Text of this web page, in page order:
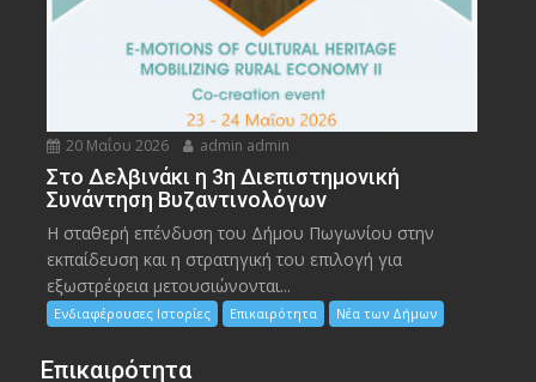
20 Μαΐου 2026 admin admin
Στο Δελβινάκι η 3η Διεπιστημονική
Συνάντηση Βυζαντινολόγων
Η σταθερή επένδυση του Δήμου Πωγωνίου στην
εκπαίδευση και η στρατηγική του επιλογή για
εξωστρέφεια μετουσιώνονται...
Ενδιαφέρουσες Ιστορίες Επικαιρότητα Νέα των Δήμων
Επικαιρότητα